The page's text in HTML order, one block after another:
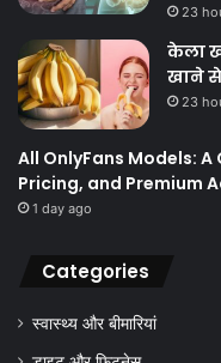
23
केला
खाने से
23
All OnlyFans Models:
Pricing, and Premium
1 day ago
Categories
स्वास्थ्य और बीमारियां